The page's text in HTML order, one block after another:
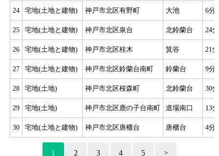
24 宅地(土地と建物) 神戸市北区有野町 大池 6分
25 宅地(土地と建物) 神戸市北区泉台 北鈴蘭台 24分
26 宅地(土地と建物) 神戸市北区桂木 箕谷 21分
27 宅地(土地と建物) 神戸市北区鈴蘭台南町 鈴蘭台 9分
28 宅地(土地) 神戸市北区桜森町 北鈴蘭台 30分
29 宅地(土地) 神戸市北区鹿の子台南町 道場南口 13分
30 宅地(土地と建物) 神戸市北区唐櫃台 唐櫃台 4分
1 2 3 4 5 >